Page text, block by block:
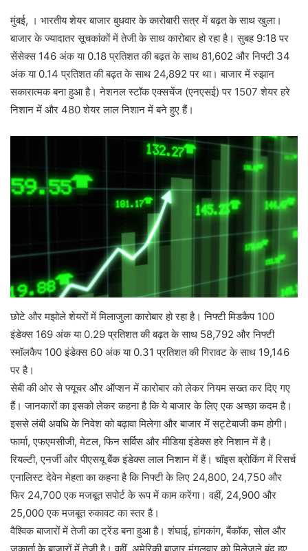
मुंबई, । भारतीय शेयर बाजार बुधवार के कारोबारी सत्र में बढ़त के साथ खुला।
बाजार के ज्यादातर सूचकांकों में तेजी के साथ कारोबार हो रहा है। सुबह 9:18 पर
सेंसेक्स 146 अंक या 0.18 प्रतिशत की बढ़त के साथ 81,602 और निफ्टी 34
अंक या 0.14 प्रतिशत की बढ़त के साथ 24,892 पर था। बाजार में रुझान
सकारात्मक बना हुआ है। नेशनल स्टॉक एक्सचेंज (एनएसई) पर 1507 शेयर हरे
निशान में और 480 शेयर लाल निशान में बने हुए हैं।
छोटे और मझोले शेयरों में मिलाजुला कारोबार हो रहा है। निफ्टी मिडकैप 100
इंडेक्स 169 अंक या 0.29 प्रतिशत की बढ़त के साथ 58,792 और निफ्टी
स्मॉलकैप 100 इंडेक्स 60 अंक या 0.31 प्रतिशत की गिरावट के साथ 19,146
पर है।
सेबी की ओर से फ्यूचर और ऑप्शन में कारोबार को लेकर नियम सख्त कर दिए गए
हैं। जानकारों का इसको लेकर कहना है कि ये बाजार के लिए एक अच्छा कदम है।
इससे लंबी अवधि के निवेश को बढ़ावा मिलेगा और बाजार में सट्टेबाजी कम होगी।
फार्मा, एफएमसीजी, मेटल, फिन सर्विस और मीडिया इंडेक्स हरे निशान में है।
रियल्टी, एनर्जी और पीएसयू बैंक इंडेक्स लाल निशान में हैं। चॉइस ब्रोकिंग में रिसर्च
एनालिस्ट देवेन मेहता का कहना है कि निफ्टी के लिए 24,800, 24,750 और
फिर 24,700 एक मजबूत सपोर्ट के रूप में काम करेंगा। वहीं, 24,900 और
25,000 एक मजबूत रुकावट का स्तर है।
वैश्विक बाजारों में तेजी का ट्रेंड बना हुआ है। शंघाई, हांगकांग, बैंकॉक, सोल और